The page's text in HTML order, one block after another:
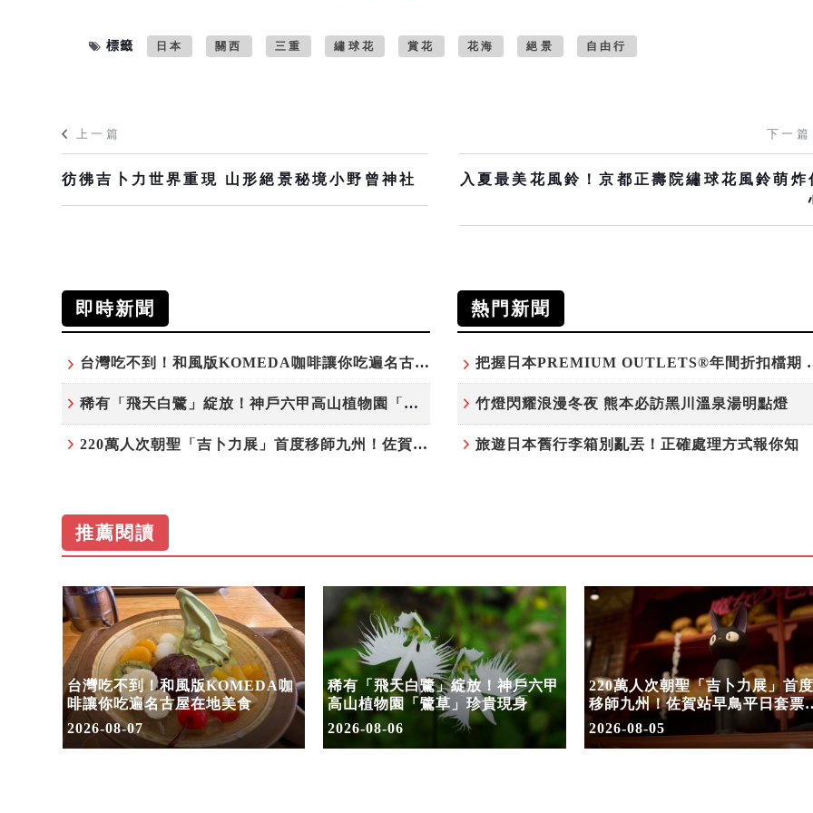
標籤 日本 關西 三重 繡球花 賞花 花海 絕景 自由行
上一篇
彷彿吉卜力世界重現 山形絕景秘境小野曾神社
下一篇
入夏最美花風鈴！京都正壽院繡球花風鈴萌炸
即時新聞
台灣吃不到！和風版KOMEDA咖啡讓你吃遍名古屋在地美食
稀有「飛天白鷺」綻放！神戶六甲高山植物園「鷺草」珍貴現身
220萬人次朝聖「吉卜力展」首度移師九州！佐賀站早鳥平日套票8/10搶先開賣
熱門新聞
把握日本
竹燈閃耀浪漫冬夜 熊本必訪黑川溫泉湯明點燈
旅遊日本舊行李箱別亂丟！正確處理方式報你知
推薦閱讀
台灣吃不到！和風版KOMEDA咖
啡讓你吃遍名古屋在地美食
2026-08-07
稀有「飛天白鷺」綻放！神戶六甲
高山植物園「鷺草」珍貴現身
2026-08-06
220萬人次朝聖「吉卜力展」首度
移師九州！佐賀站早鳥平日套票
8/10搶先開賣
2026-08-05